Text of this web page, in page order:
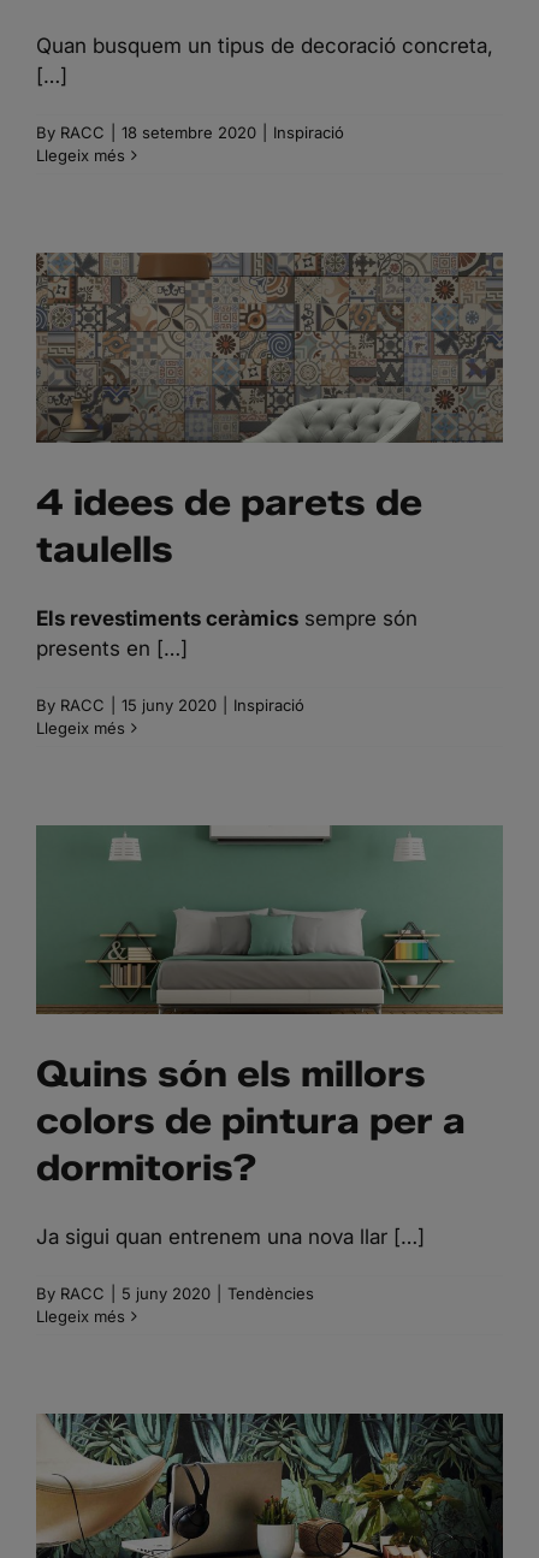
Quan busquem un tipus de decoració concreta,
[…]
By RACC 18 setembre 2020
Inspiració
Llegeix més
4 IDEES DE PARETS DE
TAULELLS
4 idees de parets de
taulells
Els revestiments ceràmics sempre són
presents en […]
By RACC 15 juny 2020
Inspiració
Llegeix més
COLORS DE PINTURA PER
A DORMITORIS?
Quins són els millors
colors de pintura per a
dormitoris?
Ja sigui quan entrenem una nova llar […]
By RACC 5 juny 2020
Tendències
Llegeix més
PAPER PINTAT I PINTURA,
PARETS DE TENDÈNCIA